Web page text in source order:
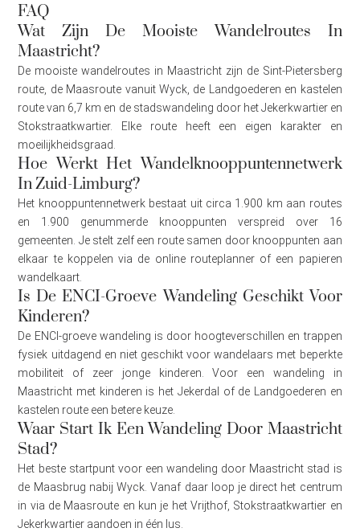
FAQ
Wat Zijn De Mooiste Wandelroutes In
Maastricht?
De mooiste wandelroutes in Maastricht zijn de Sint-Pietersberg
route, de Maasroute vanuit Wyck, de Landgoederen en kastelen
route van 6,7 km en de stadswandeling door het Jekerkwartier en
Stokstraatkwartier. Elke route heeft een eigen karakter en
moeilijkheidsgraad.
Hoe Werkt Het Wandelknooppuntennetwerk
In Zuid-Limburg?
Het knooppuntennetwerk bestaat uit circa 1.900 km aan routes
en 1.900 genummerde knooppunten verspreid over 16
gemeenten. Je stelt zelf een route samen door knooppunten aan
elkaar te koppelen via de online routeplanner of een papieren
wandelkaart.
Is De ENCI-Groeve Wandeling Geschikt Voor
Kinderen?
De ENCI-groeve wandeling is door hoogteverschillen en trappen
fysiek uitdagend en niet geschikt voor wandelaars met beperkte
mobiliteit of zeer jonge kinderen. Voor een wandeling in
Maastricht met kinderen is het Jekerdal of de Landgoederen en
kastelen route een betere keuze.
Waar Start Ik Een Wandeling Door Maastricht
Stad?
Het beste startpunt voor een wandeling door Maastricht stad is
de Maasbrug nabij Wyck. Vanaf daar loop je direct het centrum
in via de Maasroute en kun je het Vrijthof, Stokstraatkwartier en
Jekerkwartier aandoen in één lus.